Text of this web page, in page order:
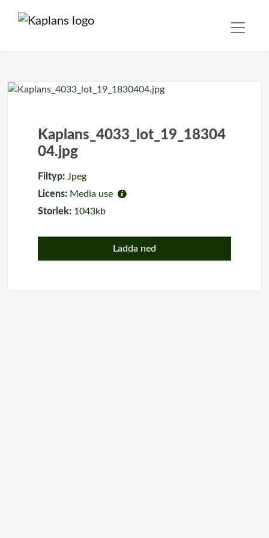
Kaplans_4033_lot_19_18304
04.jpg
Filtyp: Jpeg
Licens: Media use
Storlek: 1043kb
Ladda ned